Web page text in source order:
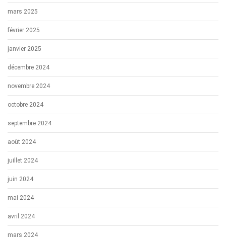
mars 2025
février 2025
janvier 2025
décembre 2024
novembre 2024
octobre 2024
septembre 2024
août 2024
juillet 2024
juin 2024
mai 2024
avril 2024
mars 2024